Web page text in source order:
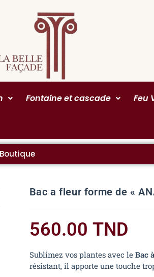
Fontaine et cascade Feu
Bac a fleur forme de «
560.00 TND
Sublimez vos plantes avec le Bac
résistant, il apporte une touche